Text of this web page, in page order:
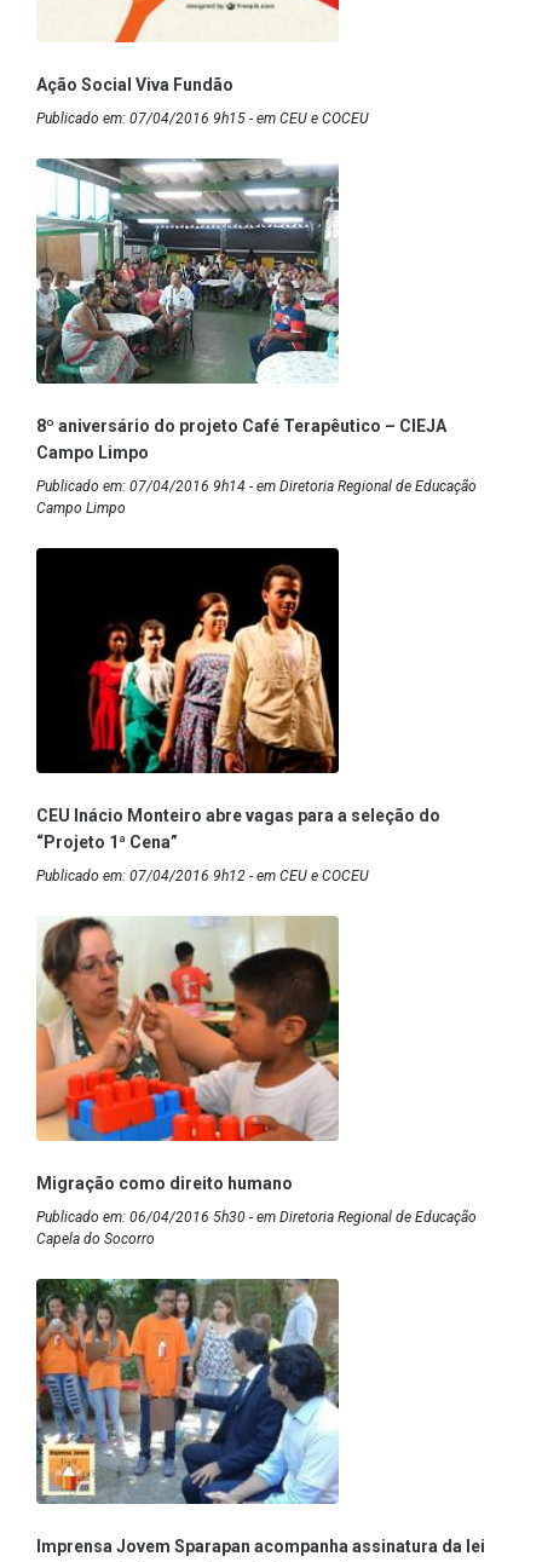
Ação Social Viva Fundão
Publicado em: 07/04/2016 9h15 - em CEU e COCEU
8º aniversário do projeto Café Terapêutico – CIEJA
Campo Limpo
Publicado em: 07/04/2016 9h14 - em Diretoria Regional de Educação
Campo Limpo
CEU Inácio Monteiro abre vagas para a seleção do
“Projeto 1ª Cena”
Publicado em: 07/04/2016 9h12 - em CEU e COCEU
Migração como direito humano
Publicado em: 06/04/2016 5h30 - em Diretoria Regional de Educação
Capela do Socorro
Imprensa Jovem Sparapan acompanha assinatura da lei